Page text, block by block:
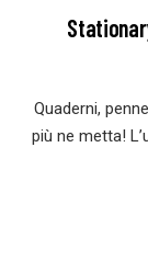
Quaderni,
più ne metta!